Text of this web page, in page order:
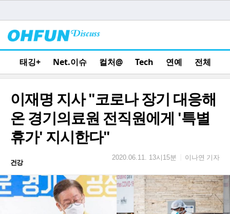
태깅+ Net.이슈 컬처@ Tech 연예 전체
이재명 지사 "코로나 장기 대응해
온 경기의료원 전직원에게 '특별
휴가' 지시한다"
건강
2020.06.11. 13시15분 이나연 기자